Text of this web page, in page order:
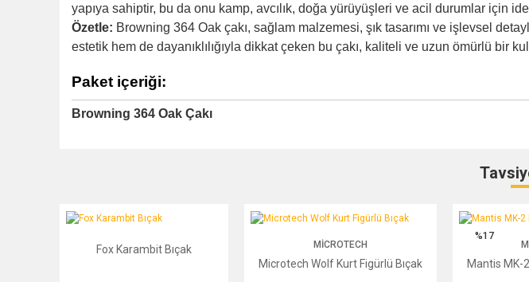
yapıya sahiptir, bu da onu kamp, avcılık, doğa yürüyüşleri ve acil durumlar için
Özetle: Browning 364 Oak çakı, sağlam malzemesi, şık tasarımı ve işlevsel
estetik hem de dayanıklılığıyla dikkat çeken bu çakı, kaliteli ve uzun ömürlü bir
Paket içeriği:
Browning 364 Oak Çakı
Fox Karambit Bıçak
Fox Karambit Bıçak
Microtech Wolf Kurt Figürlü Bıçak
MICROTECH
Microtech Wolf Kurt Figürlü Bıçak
Mantis MK-2
%17
Mantis MK-